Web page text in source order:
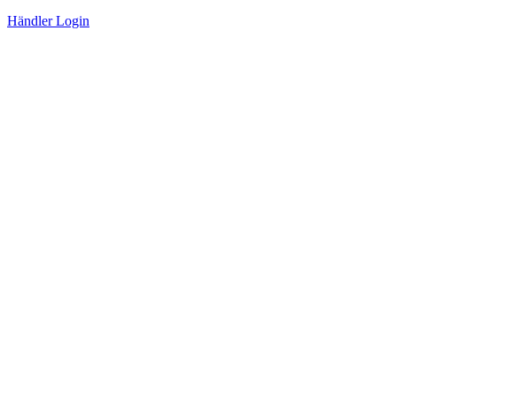
Händler Login